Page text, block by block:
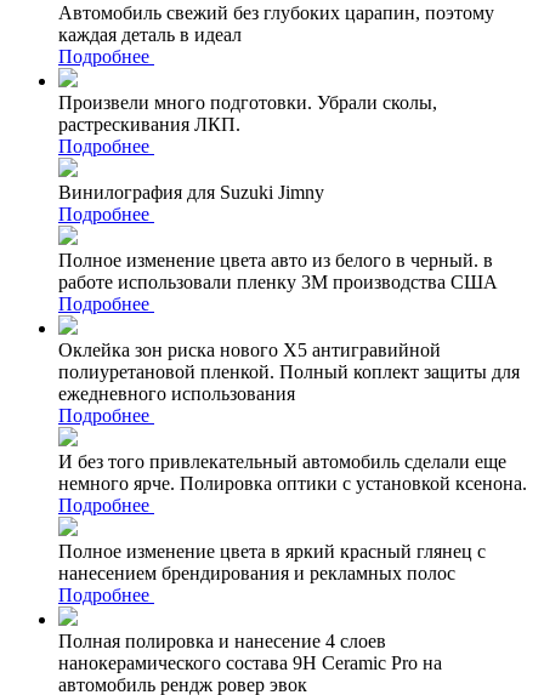
Автомобиль свежий без глубоких царапин, поэтому
каждая деталь в идеал
Подробнее
Произвели много подготовки. Убрали сколы,
растрескивания ЛКП.
Подробнее
Винилография для Suzuki Jimny
Подробнее
Полное изменение цвета авто из белого в черный. в
работе использовали пленку 3М производства США
Подробнее
Оклейка зон риска нового Х5 антигравийной
полиуретановой пленкой. Полный коплект защиты для
ежедневного использования
Подробнее
И без того привлекательный автомобиль сделали еще
немного ярче. Полировка оптики с установкой ксенона.
Подробнее
Полное изменение цвета в яркий красный глянец с
нанесением брендирования и рекламных полос
Подробнее
Полная полировка и нанесение 4 слоев
нанокерамического состава 9Н Ceramic Pro на
автомобиль рендж ровер эвок